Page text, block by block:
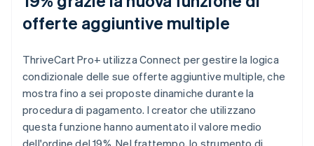
offerte aggiuntive multiple
ThriveCart Pro+ utilizza Connect per gestire la logica
condizionale delle sue offerte aggiuntive multiple, che
mostra fino a sei proposte dinamiche durante la
procedura di pagamento. I creator che utilizzano
questa funzione hanno aumentato il valore medio
dell'ordine del 19%. Nel frattempo, lo strumento di